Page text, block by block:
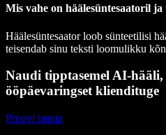
Mis vahe on häälesüntesaatoril
Häälesüntesaator loob sünteetilisi
teisendab sinu teksti loomulikku
Naudi tipptasemel AI-
ööpäevaringset kliendituge
Proovi tasuta